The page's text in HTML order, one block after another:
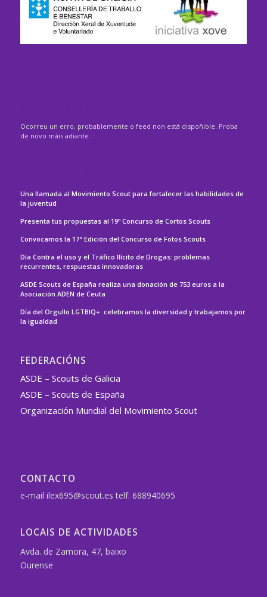
Ocorreu un erro, probablemente o feed non está dispoñible. Proba
de novo máis adiante.
Una llamada al Movimiento Scout para fortalecer las habilidades de
la juventud
Presenta tus propuestas al 19º Concurso de Cortos Scouts
Convocamos la 17ª Edición del Concurso de Fotos Scouts
Día Contra el uso y el Tráfico Ilícito de Drogas: problemas
recurrentes, respuestas innovadoras
ASDE Scouts de España realiza una donación de 753 euros a la
Asociación ADEN de Ceuta
Día del Orgullo LGTBIQ+: celebramos la diversidad y trabajamos por
la igualdad
FEDERACIÓNS
ASDE – Scouts de Galicia
ASDE – Scouts de España
Organización Mundial del Movimiento Scout
CONTACTO
e-mail ilex695@scout.es telf: 688940695
LOCAIS DE ACTIVIDADES
Avda. de Zamora, 47, baixo
Ourense